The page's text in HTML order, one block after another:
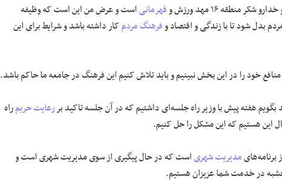
۱۶ مهد ورزش و قهرمانیاست و عرض من این است که وظیفه
بدل شود تا با زندگی و اقتصاد وفرهنگ مردمکار داشته باشد و شرایط برای این
خود را در این بخش نبینیم و باید تلاش کنیم این فرهنگ در جامعه ما حاکم باشد.
بگویم هفته پیش با وزیر راه جلسه‌ای داشتیم که در آن جلسه تاکید بررعایت حریمراه
مدیریت شهریاست که در حال پیگیری از سوی مدیریت شهری است و
در خدمت شما عزیزان هستیم.